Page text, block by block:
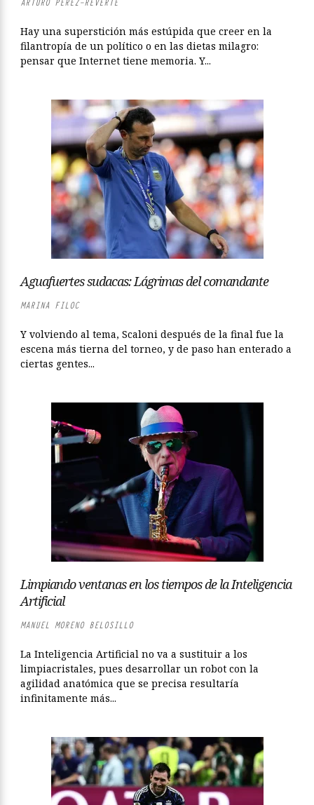
ARTURO PÉREZ-REVERTE
Hay una superstición más estúpida que creer en la
filantropía de un político o en las dietas milagro:
pensar que Internet tiene memoria. Y...
Aguafuertes sudacas: Lágrimas del comandante
MARINA FILOC
Y volviendo al tema, Scaloni después de la final fue la
escena más tierna del torneo, y de paso han enterado a
ciertas gentes...
Limpiando ventanas en los tiempos de la Inteligencia
Artificial
MANUEL MORENO BELOSILLO
La Inteligencia Artificial no va a sustituir a los
limpiacristales, pues desarrollar un robot con la
agilidad anatómica que se precisa resultaría
infinitamente más...